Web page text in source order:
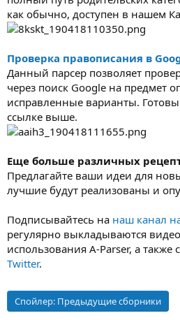
как обычно, доступен в нашем
Проверка правописания в
Данный парсер позволяет
через поиск Google на предмет
исправленные варианты.
ссылке выше.
Еще больше различных
Предлагайте ваши идеи для
лучшие будут реализованы и
Подписывайтесь на наш канал
регулярно выкладываются
использования A-Parser, а также
Twitter.
Спойлер: Предыдущие сборники